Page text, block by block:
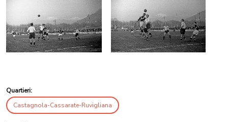
Quartieri:
Castagnola-Cassarate-Ruvigliana